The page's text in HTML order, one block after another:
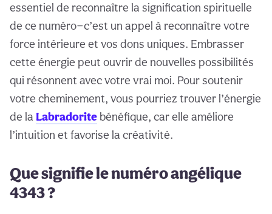
essentiel de reconnaître la signification spirituelle
de ce numéro—c’est un appel à reconnaître votre
force intérieure et vos dons uniques. Embrasser
cette énergie peut ouvrir de nouvelles possibilités
qui résonnent avec votre vrai moi. Pour soutenir
votre cheminement, vous pourriez trouver l’énergie
de la Labradorite bénéfique, car elle améliore
l’intuition et favorise la créativité.
Que signifie le numéro angélique
4343 ?